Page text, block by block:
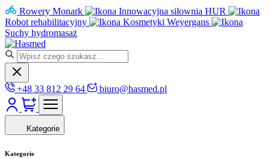
Rowery Monark
Innowacyjna siłownia HUR
Robot rehabilitacyjny
Kosmetyki Weyergans
Suchy hydromasaż
+48 33 812 29 64 biuro@hasmed.pl
Kategorie
Kategorie